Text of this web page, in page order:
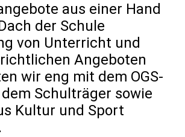
aus einer Hand
der Schule
von Unterricht und
Angeboten
wir eng mit dem OGS-
Schulträger sowie
Kultur und Sport